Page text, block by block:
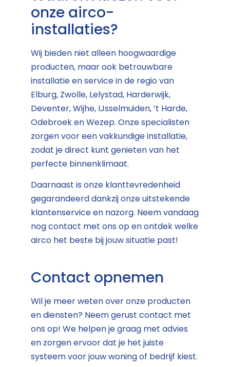
onze airco-
installaties?
Wij bieden niet alleen hoogwaardige
producten, maar ook betrouwbare
installatie en service in de regio van
Elburg, Zwolle, Lelystad, Harderwijk,
Deventer, Wijhe, IJsselmuiden, ’t Harde,
Odebroek en Wezep. Onze specialisten
zorgen voor een vakkundige installatie,
zodat je direct kunt genieten van het
perfecte binnenklimaat.
Daarnaast is onze klanttevredenheid
gegarandeerd dankzij onze uitstekende
klantenservice en nazorg. Neem vandaag
nog contact met ons op en ontdek welke
airco het beste bij jouw situatie past!
Contact opnemen
Wil je meer weten over onze producten
en diensten? Neem gerust contact met
ons op! We helpen je graag met advies
en zorgen ervoor dat je het juiste
systeem voor jouw woning of bedrijf kiest.